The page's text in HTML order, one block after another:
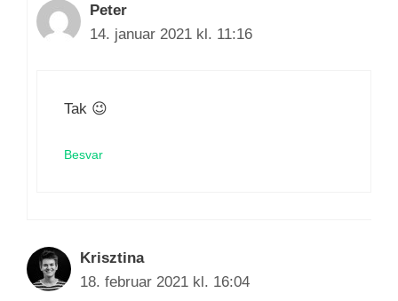
Peter
14. januar 2021 kl. 11:16
Tak 😉
Besvar
Krisztina
18. februar 2021 kl. 16:04